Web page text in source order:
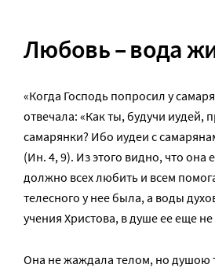
Любовь – вода
«Когда Господь попросил у
отвечала: «Как ты, будучи иудей,
самарянки? Ибо иудеи с
(Ин. 4, 9). Из этого видно, что она
должно всех любить и всем
телесного у нее была, а воды
учения Христова, в душе ее еще
Она не жаждала телом, но душою